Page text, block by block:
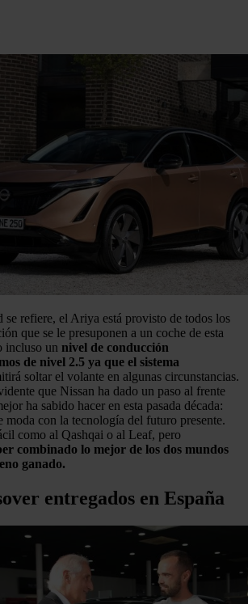
se refiere, el Ariya está provisto de todos los
que se le presuponen a un coche de esta
incluso un nivel de conducción
de nivel 2.5 ya que el sistema
soltar el volante en algunas circunstancias.
que Nissan ha dado un paso al frente
ha sabido hacer en esta pasada década:
moda con la tecnología del futuro presente.
como al Qashqai o al Leaf, pero
combinado lo mejor de los dos mundos
ganado.
entregados en España